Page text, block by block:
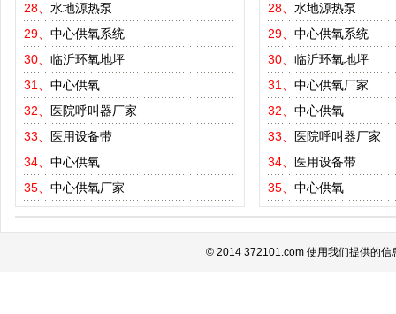
28、 水地源热泵
29、 中心供氧系统
30、 临沂环氧地坪
31、 中心供氧
32、
医院呼叫器厂家
33、
医用设备带
34、 中心供氧
35、 中心供氧厂家
28、 水地源热泵
29、 中心供氧系统
30、 临沂环氧地坪
31、 中心供氧厂家
32、 中心供氧
33、
医院呼叫器厂家
34、
医用设备带
35、 中心供氧
© 2014 372101.com 使用我们提供的信